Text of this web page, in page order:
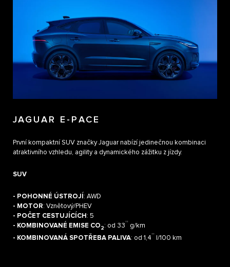
JAGUAR E-PACE
První kompaktní SUV značky Jaguar nabízí jedinečnou kombinaci
atraktivního vzhledu, agility a dynamického zážitku z jízdy.
SUV
- POHONNÉ ÚSTROJÍ : AWD
- MOTOR: Vznětový/PHEV
- POČET CESTUJÍCÍCH : 5
- KOMBINOVANÉ EMISE CO 2 : od 33†† g/km
- KOMBINOVANÁ SPOTŘEBA PALIVA: od 1,4†† l/100 km